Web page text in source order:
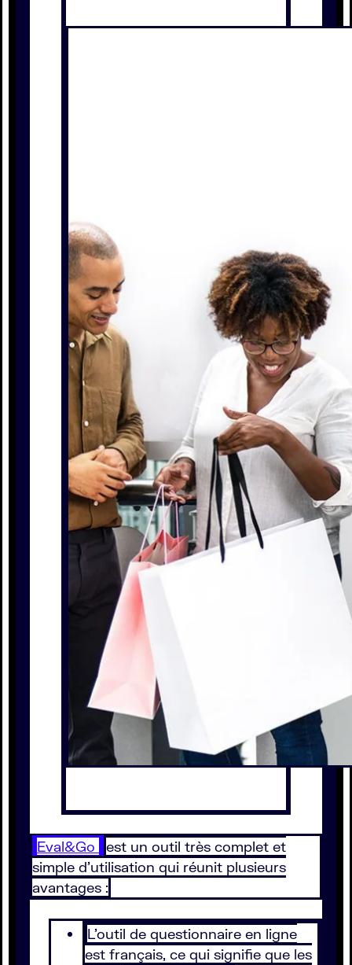
Eval&Go
est un outil très complet et
simple d’utilisation qui réunit plusieurs
avantages :
L’outil de questionnaire en ligne
est français, ce qui signifie que les